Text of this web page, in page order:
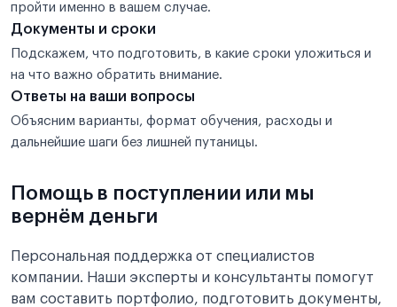
пройти именно в вашем случае.
Документы и сроки
Подскажем, что подготовить, в какие сроки уложиться и
на что важно обратить внимание.
Ответы на ваши вопросы
Объясним варианты, формат обучения, расходы и
дальнейшие шаги без лишней путаницы.
Помощь в поступлении или мы
вернём деньги
Персональная поддержка от специалистов
компании. Наши эксперты и консультанты помогут
вам составить портфолио, подготовить документы,